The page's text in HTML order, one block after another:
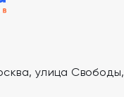
улица Свободы,